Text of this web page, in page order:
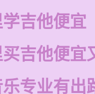
吉他便宜
吉他便宜
专业有出